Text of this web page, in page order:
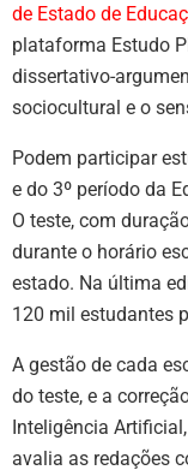
de Estado de
plataforma Estudo
dissertativo-
sociocultural e o
Podem participar
e do 3º período da
O teste, com
durante o horário
estado. Na última
120 mil estudantes
A gestão de cada
do teste, e a
Inteligência
avalia as redações